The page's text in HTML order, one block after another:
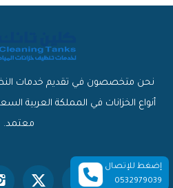
نحن متخصصون في تقديم خدمات
أنواع الخزانات في المملكة العربية
معتمد.
إضغط للإتصال
0532979039